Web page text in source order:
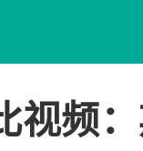
视频